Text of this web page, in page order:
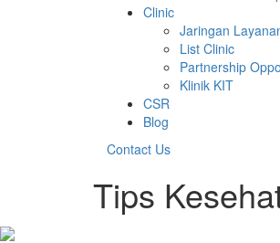
Clinic
Jaringan
List Clinic
Partnership
Klinik KIT
CSR
Blog
Contact Us
Tips